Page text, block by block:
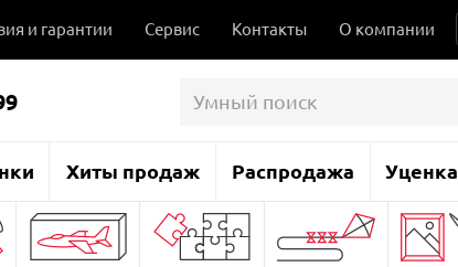
и гарантии Сервис Контакты О компании
Хиты продаж Распродажа Уценка